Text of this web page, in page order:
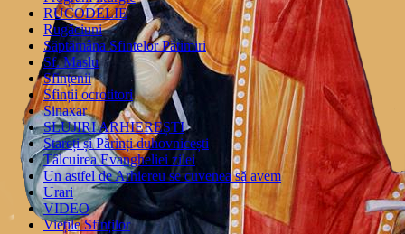
RUCODELIE
Rugăciuni
Săptămâna Sfintelor Pătimiri
Sf. Maslu
Sfințenii
Sfinții ocrotitori
Sinaxar
SLUJIRI ARHIEREȘTI
Stareți și Părinți duhovnicești
Tâlcuirea Evangheliei zilei
Un astfel de Arhiereu se cuvenea să avem
Urari
VIDEO
Viețile Sfinților